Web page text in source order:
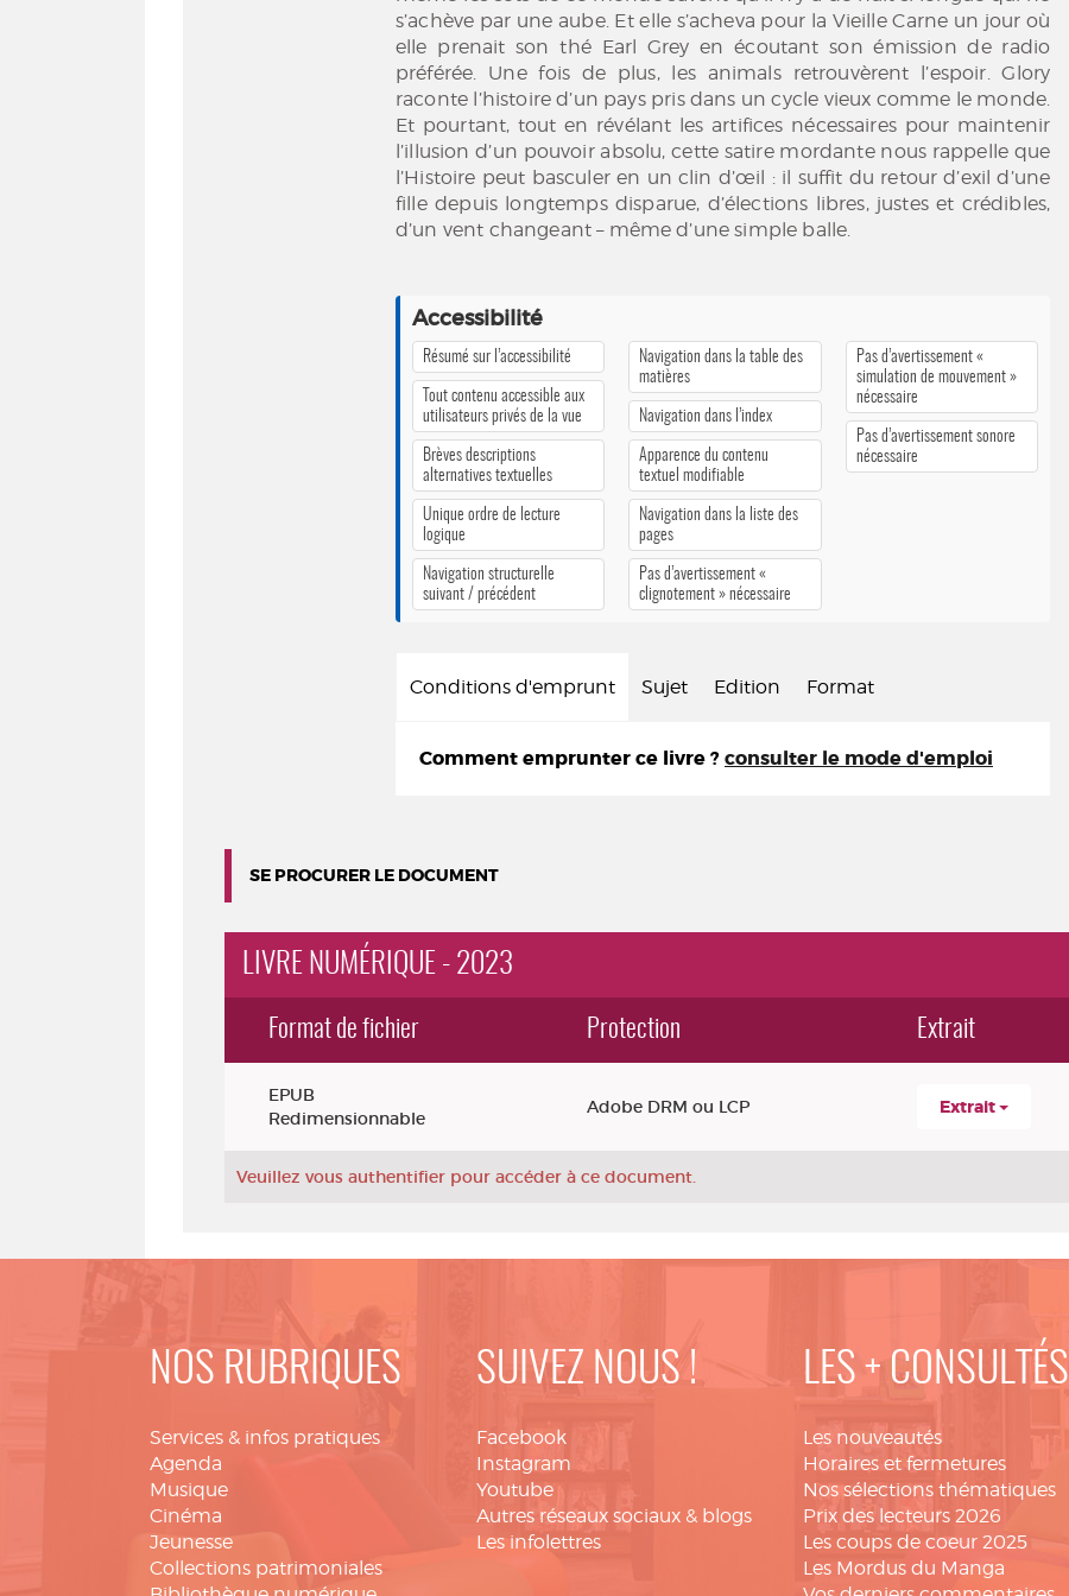
s’achève par une aube. Et elle s’acheva pour la Vieille Carne un jour où
elle prenait son thé Earl Grey en écoutant son émission de radio
préférée. Une fois de plus, les animals retrouvèrent l’espoir. Glory
raconte l’histoire d’un pays pris dans un cycle vieux comme le monde.
Et pourtant, tout en révélant les artifices nécessaires pour maintenir
l’illusion d’un pouvoir absolu, cette satire mordante nous rappelle que
l’Histoire peut basculer en un clin d’œil : il suffit du retour d’exil d’une
fille depuis longtemps disparue, d’élections libres, justes et crédibles,
d’un vent changeant – même d’une simple balle.
Accessibilité
Résumé sur l’accessibilité
Tout contenu accessible aux
utilisateurs privés de la vue
Brèves descriptions
alternatives textuelles
Unique ordre de lecture
logique
Navigation structurelle
suivant / précédent
Navigation dans la table des
matières
Navigation dans l’index
Apparence du contenu
textuel modifiable
Navigation dans la liste des
pages
Pas d’avertissement «
clignotement » nécessaire
Pas d’avertissement «
simulation de mouvement »
nécessaire
Pas d’avertissement sonore
nécessaire
Conditions d'emprunt Sujet Edition Format
Comment emprunter ce livre ? consulter le mode d'emploi
SE PROCURER LE DOCUMENT
LIVRE NUMÉRIQUE - 2023
Format de fichier Protection Extrait
EPUB
Redimensionnable
Adobe DRM ou LCP Extrait
Veuillez vous authentifier pour accéder à ce document.
NOS RUBRIQUES
Services & infos pratiques
Agenda
Musique
Cinéma
Jeunesse
Collections patrimoniales
SUIVEZ NOUS !
Facebook
Instagram
Youtube
Autres réseaux sociaux & blogs
Les infolettres
LES + CONSULTÉS
Les nouveautés
Horaires et fermetures
Nos sélections thématiques
Prix des lecteurs 2026
Les coups de coeur 2025
Les Mordus du Manga